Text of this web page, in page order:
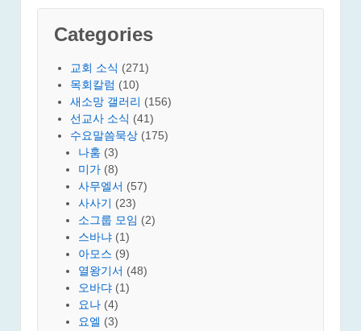
Categories
교회 소식 (271)
목회칼럼 (10)
새소망 갤러리 (156)
선교사 소식 (41)
수요말씀묵상 (175)
나훔 (3)
미가 (8)
사무엘서 (57)
사사기 (23)
소그룹 모임 (2)
스바냐 (1)
아모스 (9)
열왕기서 (48)
오바댜 (1)
요나 (4)
요엘 (3)